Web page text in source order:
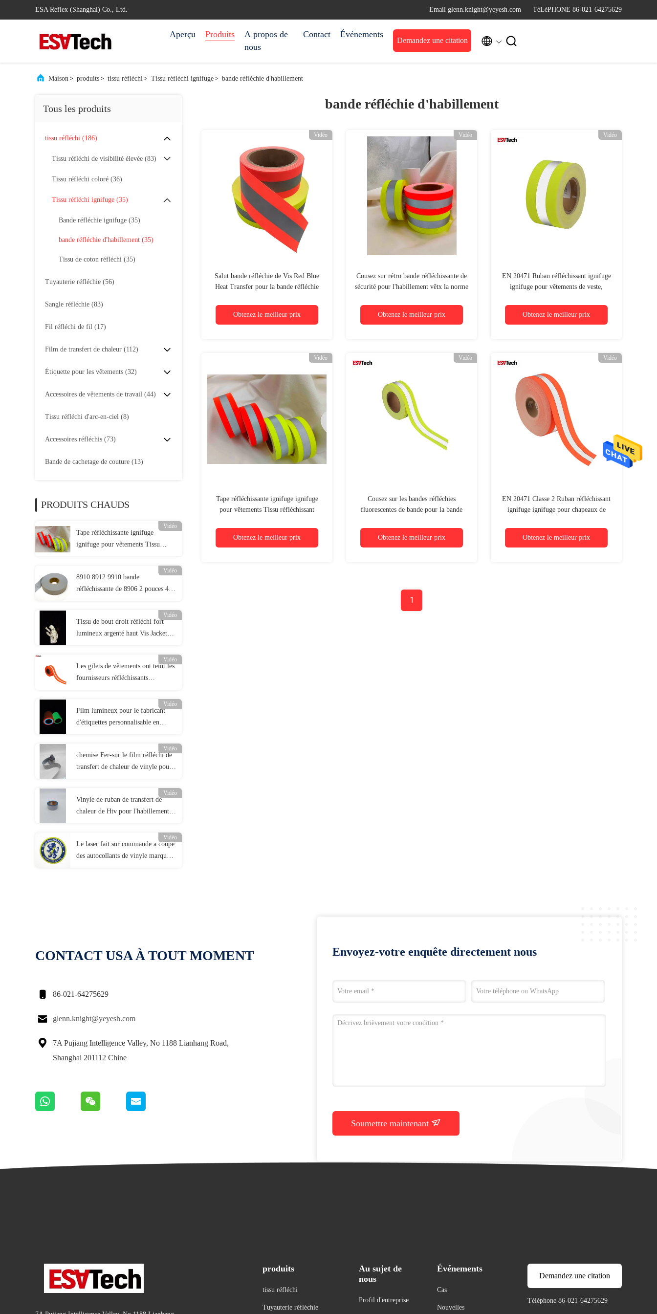
ESA Reflex (Shanghai) Co., Ltd. Email glenn.knight@yeyesh.com TéLéPHONE 86-021-64275629
Aperçu Produits
A propos de
nous
Contact Événements
Demandez une citation  
Maison> produits> tissu réfléchi> Tissu réfléchi ignifuge> bande réfléchie d'habillement
Tous les produits
tissu réfléchi (186)
Tissu réfléchi de visibilité élevée (83)
Tissu réfléchi coloré (36)
Tissu réfléchi ignifuge (35)
Bande réfléchie ignifuge (35)
bande réfléchie d'habillement (35)
Tissu de coton réfléchi (35)
Tuyauterie réfléchie (56)
Sangle réfléchie (83)
Fil réfléchi de fil (17)
Film de transfert de chaleur (112)
Étiquette pour les vêtements (32)
Accessoires de vêtements de travail (44)
Tissu réfléchi d'arc-en-ciel (8)
Accessoires réfléchis (73)
Bande de cachetage de couture (13)
PRODUITS CHAUDS
Vidéo
Tape réfléchissante ignifuge
ignifuge pour vêtements Tissu
Vidéo
8910 8912 9910 bande
réfléchissante de 8906 2 pouces 4
Vidéo
Tissu de bout droit réfléchi fort
lumineux argenté haut Vis Jacket
Vidéo
Les gilets de vêtements ont teint les
fournisseurs réfléchissants
Vidéo
Film lumineux pour le fabricant
d'étiquettes personnalisable en
Vidéo
chemise Fer-sur le film réfléchi de
transfert de chaleur de vinyle pour
Vidéo
Vinyle de ruban de transfert de
chaleur de Htv pour l'habillement
Vidéo
Le laser fait sur commande a coupé
des autocollants de vinyle marque
bande réfléchie d'habillement
Vidéo
Salut bande réfléchie de Vis Red Blue
Heat Transfer pour la bande réfléchie
Obtenez le meilleur prix
Vidéo
Cousez sur rétro bande réfléchissante de
sécurité pour l'habillement vêtx la norme
Obtenez le meilleur prix
Vidéo
EN 20471 Ruban réfléchissant ignifuge
ignifuge pour vêtements de veste,
Obtenez le meilleur prix
Vidéo
Tape réfléchissante ignifuge ignifuge
pour vêtements Tissu réfléchissant
Obtenez le meilleur prix
Vidéo
Cousez sur les bandes réfléchies
fluorescentes de bande pour la bande
Obtenez le meilleur prix
Vidéo
EN 20471 Classe 2 Ruban réfléchissant
ignifuge ignifuge pour chapeaux de
Obtenez le meilleur prix
1
CONTACT USA À TOUT MOMENT
 86-021-64275629
 glenn.knight@yeyesh.com

7A Pujiang Intelligence Valley, No 1188 Lianhang Road,
Shanghai 201112 Chine
Envoyez-votre enquête directement nous
Soumettre maintenant
produits
tissu réfléchi
Tuyauterie réfléchie
Au sujet de
nous
Profil d'entreprise
Événements
Cas
Nouvelles
Demandez une citation
Téléphone 86-021-64275629